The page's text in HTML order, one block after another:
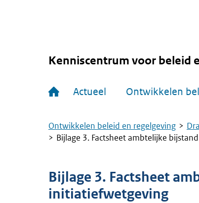
Kenniscentrum voor beleid
Actueel Ontwikkelen
Kruimelpad
Ontwikkelen beleid en regelgeving
Bijlage 3. Factsheet ambtelijke
Bijlage 3. Factsheet
initiatiefwetgeving